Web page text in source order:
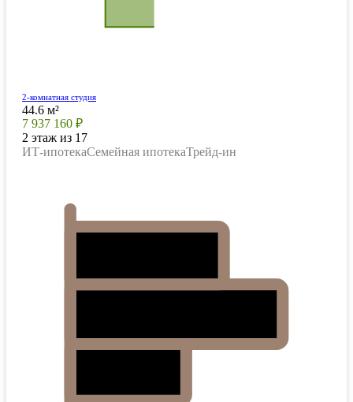
2-комнатная студия
44.6 м²
7 937 160 ₽
2 этаж из 17
ИТ-ипотекаСемейная ипотекаТрейд-ин